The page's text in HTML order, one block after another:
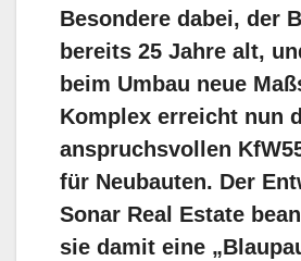
Besondere dabei, der
bereits 25 Jahre alt,
beim Umbau neue
Komplex erreicht nun
anspruchsvollen
für Neubauten. Der
Sonar Real Estate
sie damit eine